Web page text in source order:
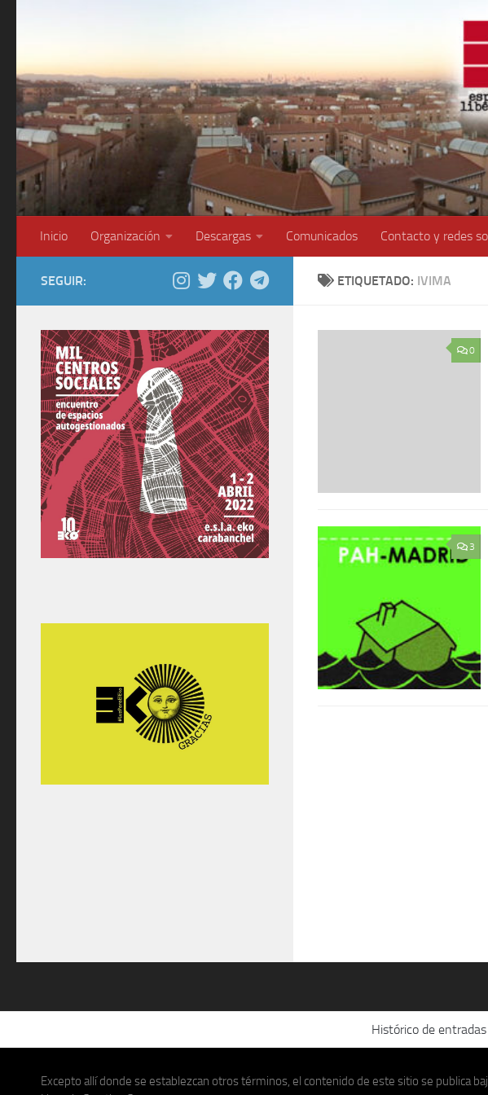
Inicio Organización Descargas Comunicados Contacto y redes
ETIQUETADO: IVIMA
0
3
SEGUIR:
Histórico de entradas
Excepto allí donde se establezcan otros términos, el contenido de este sitio se publica